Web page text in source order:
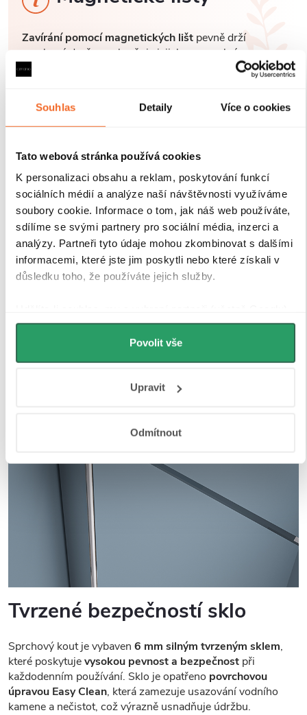
Souhlas Detaily Více o cookies
Tato webová stránka používá cookies
K personalizaci obsahu a reklam, poskytování funkcí
sociálních médií a analýze naší návštěvnosti využíváme
soubory cookie. Informace o tom, jak náš web používáte,
sdílíme se svými partnery pro sociální média, inzerci a
analýzy. Partneři tyto údaje mohou zkombinovat s dalšími
informacemi, které jste jim poskytli nebo které získali v
důsledku toho, že používáte jejich služby.
můžeme používat cookies pro analytiku a
personalizovanou reklamu. Jak Google zpracovává
osobní údaje najdete na stránkách
Povolit vše
Upravit
Odmítnout
Zavírání pomocí magnetických lišt pevně drží
sprchové dveře a zabraňuje jejich samovolnému
otevírání. Lišty jsou umístěny na hraně dveří a rámu
nebo mezi dvěma skleněnými křídly, kde magnety
Tvrzené bezpečností sklo
Sprchový kout je vybaven 6 mm silným tvrzeným sklem,
které poskytujevysokou pevnost a bezpečnost při
každodenním používání. Sklo je opatřeno povrchovou
úpravou Easy Clean, která zamezuje usazování vodního
kamene a nečistot, což výrazně usnadňuje údržbu.